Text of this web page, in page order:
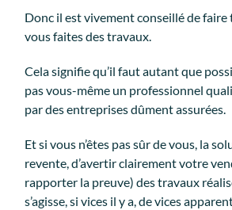
Donc il est vivement conseillé de
vous faites des travaux.
Cela signifie qu’il faut autant que
pas vous-même un professionnel
par des entreprises dûment assurées.
Et si vous n’êtes pas sûr de vous, la
revente, d’avertir clairement votre
rapporter la preuve) des travaux
s’agisse, si vices il y a, de vices